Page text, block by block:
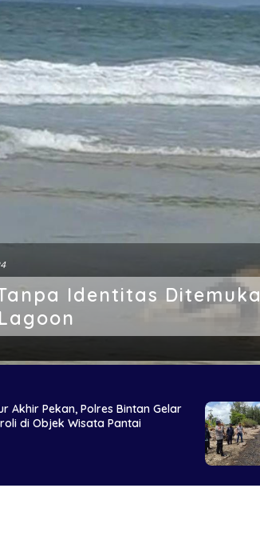
Identitas
Akhir Pekan, Polres Bintan Gelar
di Objek Wisata Pantai